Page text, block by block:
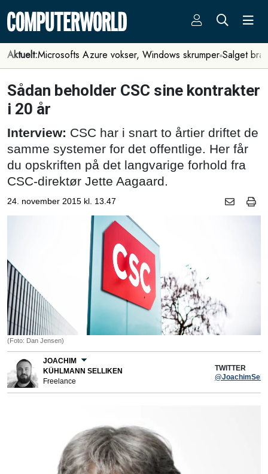
Aktuelt:Microsofts Azure vokser, Windows skrumper Salget
Sådan beholder CSC sine kontrakter
i 20 år
Interview: CSC har i snart to årtier driftet de
samme systemer for det offentlige. Her får
du opskriften på det langvarige forhold fra
CSC-direktør Jette Aagaard.
24. november 2015 kl. 13.47
(Foto: Dan Jensen)
JOACHIM
KÜHLMANN SELLIKEN
Freelance
TWITTER